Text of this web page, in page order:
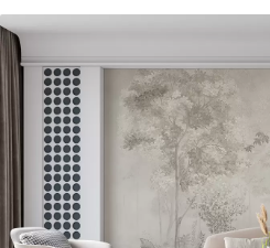
Spôsob aplikácie
Dostupné materiály